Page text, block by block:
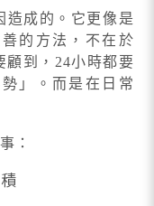
造成的。它更像是
的方法，不在於
顧到，24小時都要
」。而是在日常
：